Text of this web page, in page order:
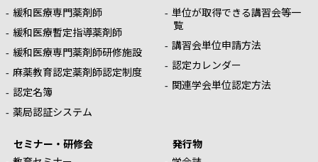
緩和医療専門薬剤師
緩和医療暫定指導薬剤師
緩和医療専門薬剤師研修施設
麻薬教育認定薬剤師認定制度
認定名簿
薬局認証システム
単位が取得できる講習会等一
覧
講習会単位申請方法
認定カレンダー
関連学会単位認定方法
セミナー・研修会
発行物